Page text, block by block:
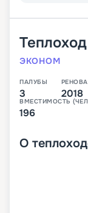
Теплоход
ЭКОНОМ
ПАЛУБЫ
3 2018
ВМЕСТИМОСТЬ
196
О